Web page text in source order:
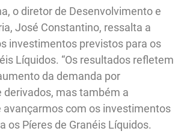
o diretor de Desenvolvimento e
José Constantino, ressalta a
investimentos previstos para os
Líquidos. “Os resultados refletem
da demanda por
derivados, mas também a
avançarmos com os investimentos
os Píeres de Granéis Líquidos.